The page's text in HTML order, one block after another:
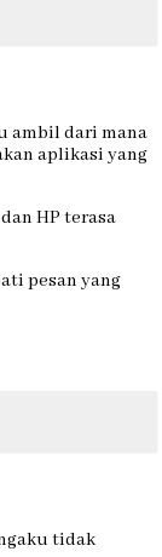
ambil dari mana
aplikasi yang
HP terasa
pesan yang
tidak